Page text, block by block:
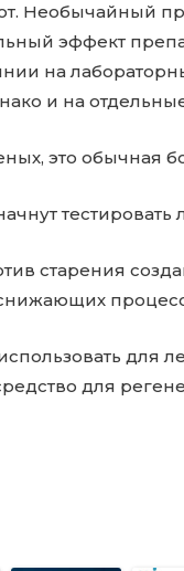
Необычайный
эффект
на
и на
это обычная
тестировать
старения
для
для